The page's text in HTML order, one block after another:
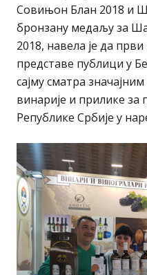
Совињон Блан 2018 и
бронзану медаљу за
2018, навела је да
представе публици у
сајму сматра
винарије и прилике
Републике Србије у